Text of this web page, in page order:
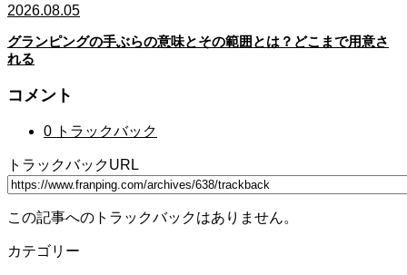
2026.08.05
グランピングの手ぶらの意味とその範囲とは？どこまで用意さ
れる
コメント
0 トラックバック
トラックバックURL
この記事へのトラックバックはありません。
カテゴリー